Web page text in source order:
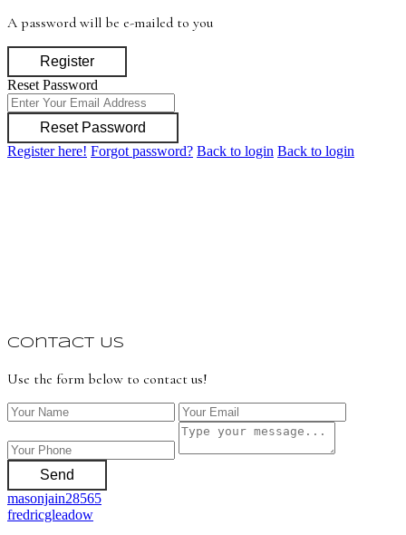
A password will be e-mailed to you
Register
Reset Password
Reset Password
Register here! Forgot password? Back to login Back to login
Contact Us
Use the form below to contact us!
Send
masonjain28565
fredricgleadow